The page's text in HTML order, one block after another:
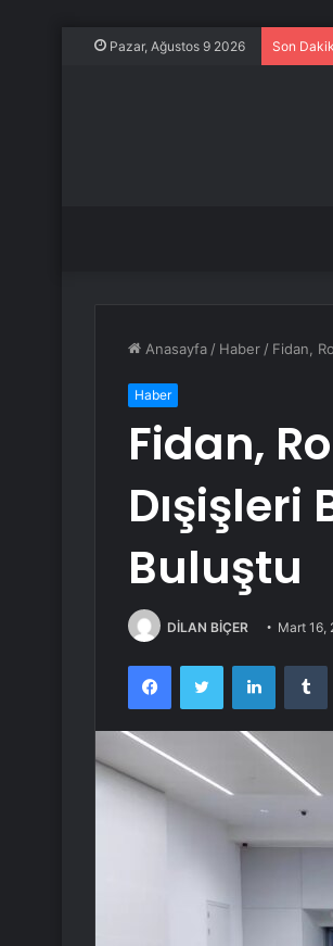
Pazar, Ağustos 9 2026 Son
Anasayfa / Haber / Fidan,
Haber
Fidan,
Dışişleri
Buluştu
DİLAN BİÇER Mart 16,
FacebookTwitter LinkedIn